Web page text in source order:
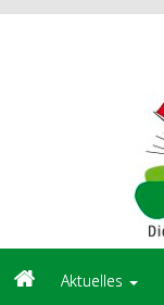
Aktuelles